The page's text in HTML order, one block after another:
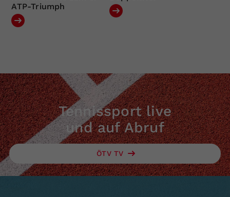
ATP-Triumph
Tennissport live
und auf Abruf
ÖTV TV